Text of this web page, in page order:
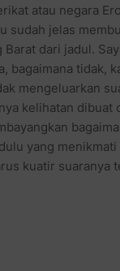
atau negara
sudah jelas
dari jadul.
bagaimana tidak,
mengeluarkan
kelihatan dibuat
yang
kuatir suaranya